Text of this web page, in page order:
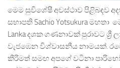
මෙම සුවිශේෂී අවස්ථාව පිළිබඳව
සභාපති Sachio Yotsukura මහතා
Lanka දශක ගණනාවක් පුරාවට
වැජඹෙන විශ්වාසනීය නාමයක්.
කීරිමත් සමඟ අපගේ වටිනා